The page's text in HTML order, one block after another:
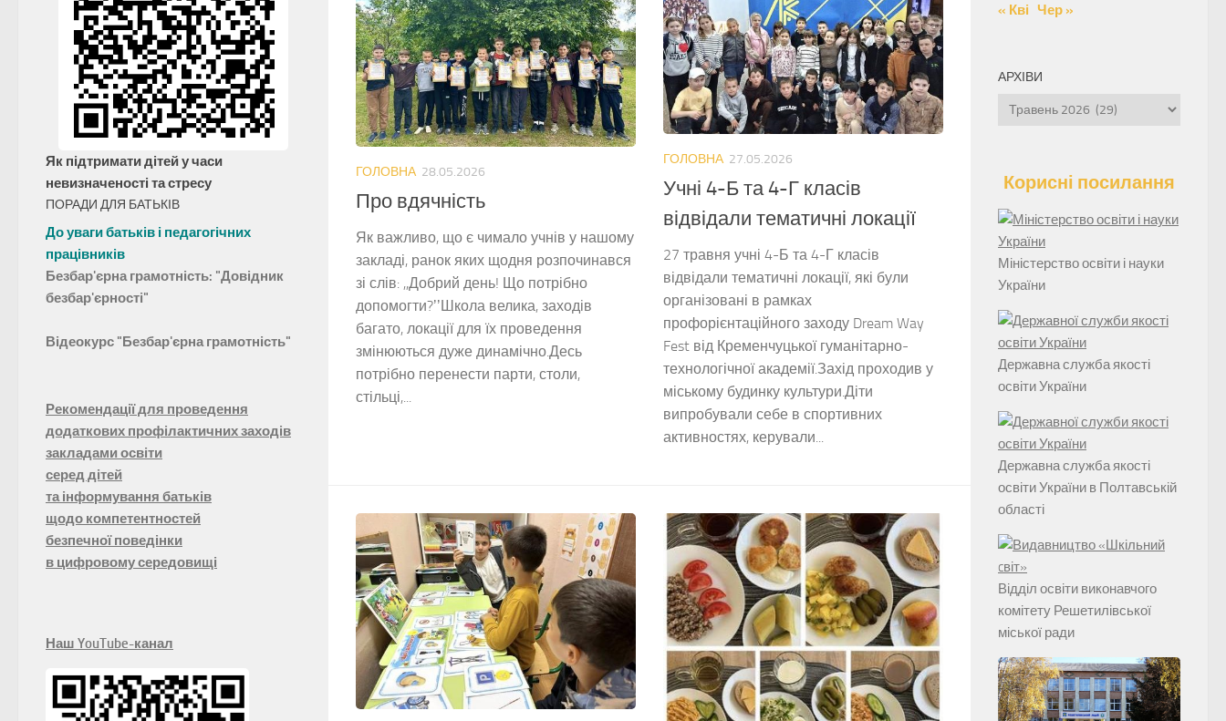
ГОЛОВНА 28.05.2026
Про вдячність
Як важливо, що є чимало учнів у нашому
закладі, ранок яких щодня розпочинався
зі слів: ,,Добрий день! Що потрібно
допомогти?ʼʼШкола велика, заходів
багато, локації для їх проведення
змінюються дуже динамічно.Десь
потрібно перенести парти, столи,
стільці,...
ГОЛОВНА 27.05.2026
Учні 4-Б та 4-Г класів
відвідали тематичні локації
27 травня учні 4-Б та 4-Г класів
відвідали тематичні локації, які були
організовані в рамках
профорієнтаційного заходу Dream Way
Fest від Кременчуцької гуманітарно-
технологічної академії.Захід проходив у
міському будинку культури.Діти
випробували себе в спортивних
активностях, керували...
Як підтримати дітей у часи
невизначеності та стресу
ПОРАДИ ДЛЯ БАТЬКІВ
До уваги батьків і педагогічних
працівників
Безбар'єрна грамотність: "Довідник
безбар'єрності"
Відеокурс "Безбар'єрна грамотність"
Рекомендації для проведення
додаткових профілактичних заходів
закладами освіти
серед дітей
та інформування батьків
щодо компетентностей
безпечної поведінки
в цифровому середовищі
Наш YouTube-канал
« Кві Чер »
АРХІВИ
Архіви
Корисні посилання
Міністерство освіти і науки
України
Державна служба якості
освіти України
Державна служба якості
освіти України в Полтавській
області
Відділ освіти виконавчого
комітету Решетилівської
міської ради